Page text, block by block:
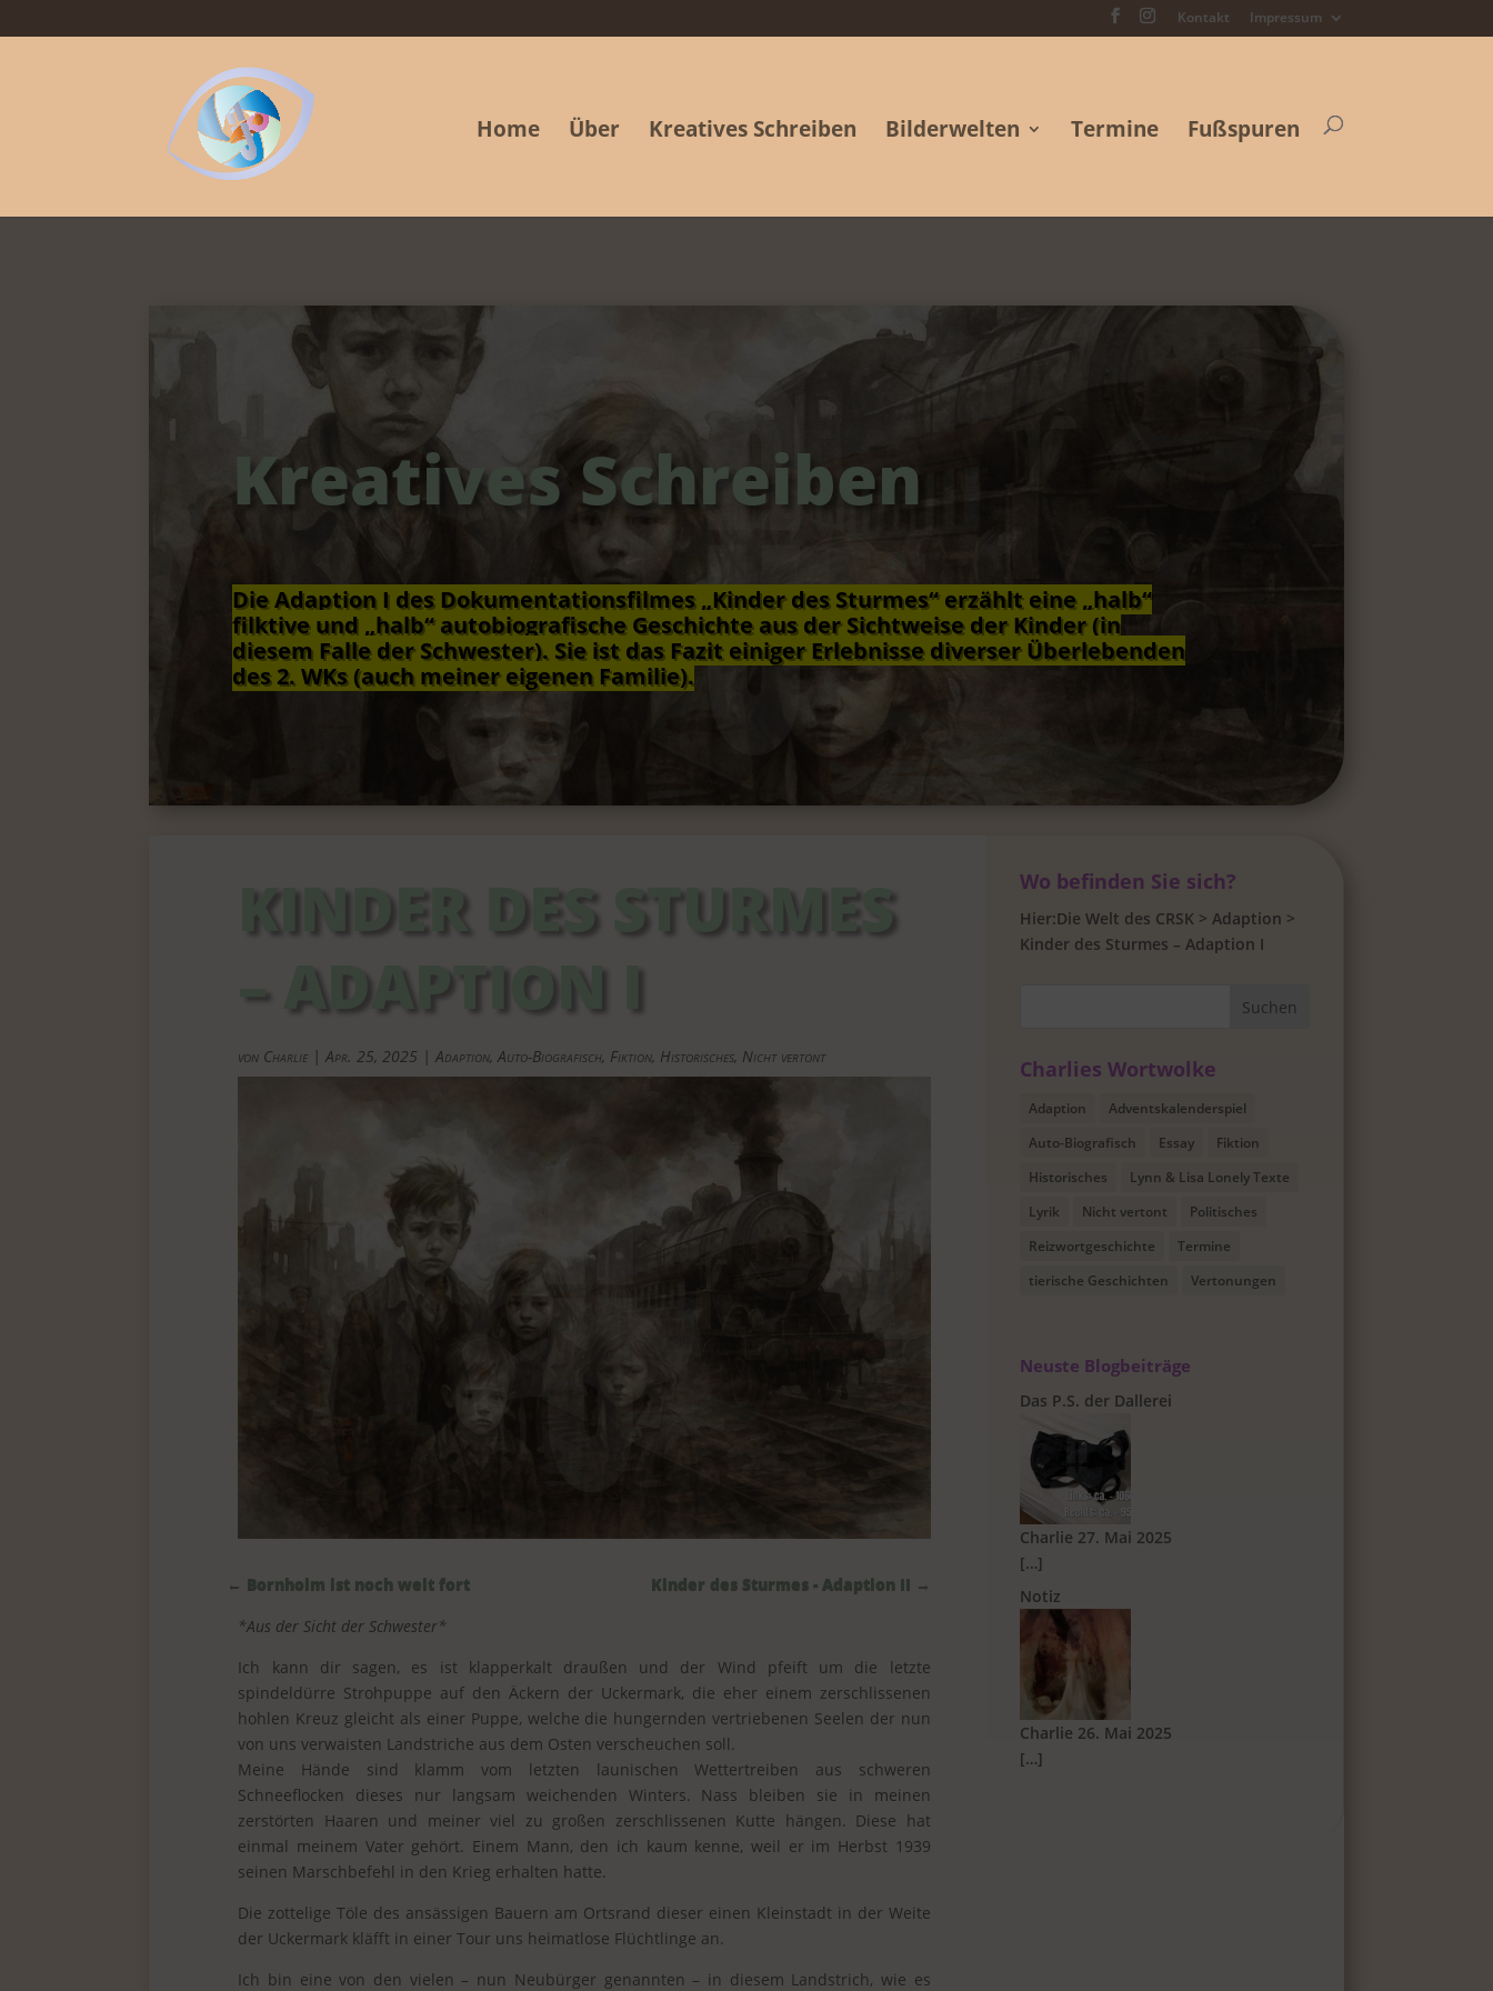
Kontakt Impressum
Home Über Kreatives Schreiben Bilderwelten Termine Fußspuren
Kreatives Schreiben
Die Adaption I des Dokumentationsfilmes „Kinder des Sturmes“ erzählt eine „halb“
filktive und „halb“ autobiografische Geschichte aus der Sichtweise der Kinder (in
diesem Falle der Schwester). Sie ist das Fazit einiger Erlebnisse diverser Überlebenden
des 2. WKs (auch meiner eigenen Familie).
KINDER DES STURMES
– ADAPTION I
von Charlie |Apr. 25, 2025 |Adaption,Auto-Biografisch, Fiktion, Historisches, Nicht vertont
← Bornholm ist noch weit fort Kinder des Sturmes - Adaption II →
*Aus der Sicht der Schwester*
Ich kann dir sagen, es ist klapperkalt draußen und der Wind pfeift um die letzte
spindeldürre Strohpuppe auf den Äckern der Uckermark, die eher einem zerschlissenen
hohlen Kreuz gleicht als einer Puppe, welche die hungernden vertriebenen Seelen der nun
von uns verwaisten Landstriche aus dem Osten verscheuchen soll.
Meine Hände sind klamm vom letzten launischen Wettertreiben aus schweren
Schneeflocken dieses nur langsam weichenden Winters. Nass bleiben sie in meinen
zerstörten Haaren und meiner viel zu großen zerschlissenen Kutte hängen. Diese hat
einmal meinem Vater gehört. Einem Mann, den ich kaum kenne, weil er im Herbst 1939
seinen Marschbefehl in den Krieg erhalten hatte.
Die zottelige Töle des ansässigen Bauern am Ortsrand dieser einen Kleinstadt in der Weite
der Uckermark kläfft in einer Tour uns heimatlose Flüchtlinge an.
Ich bin eine von den vielen – nun Neubürger genannten – in diesem Landstrich, wie es
Wo befinden Sie sich?
Hier:Die Welt des CRSK >Adaption >
Kinder des Sturmes – Adaption I
Charlies Wortwolke
Adaption
Adventskalenderspiel
Auto-Biografisch
Essay
Fiktion
Historisches
Lynn & Lisa Lonely Texte
Lyrik
Nicht vertont
Politisches
Reizwortgeschichte
Termine
tierische Geschichten
Vertonungen
Neuste Blogbeiträge
Das P.S. der Dallerei
Charlie 27. Mai 2025
[…]
Notiz
Charlie 26. Mai 2025
[…]